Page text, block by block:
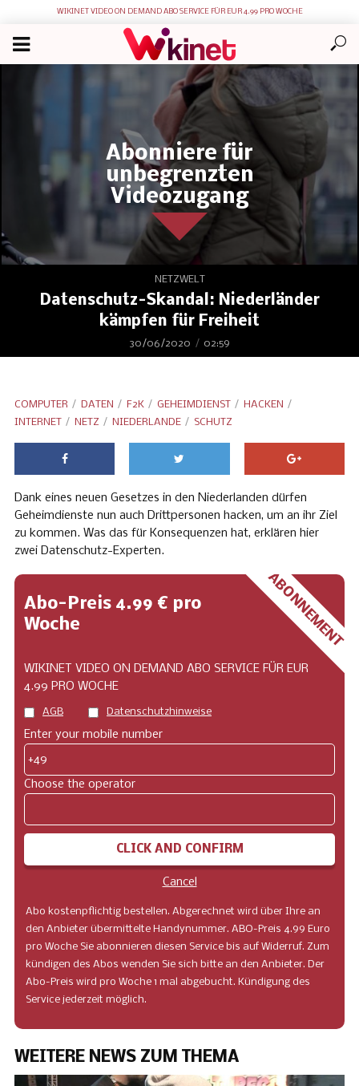
WIKINET VIDEO ON DEMAND ABO SERVICE FÜR EUR 4.99 PRO WOCHE
Abonniere für
unbegrenzten
Videozugang
NETZWELT
Datenschutz-Skandal: Niederländer
kämpfen für Freiheit
30/06/2020 02:59
COMPUTER DATEN F2K GEHEIMDIENST
HACKEN
INTERNET
NETZ NIEDERLANDE SCHUTZ
Dank eines neuen Gesetzes in den Niederlanden dürfen
Geheimdienste nun auch Drittpersonen hacken, um an ihr Ziel
zu kommen. Was das für Konsequenzen hat, erklären hier
zwei Datenschutz-Experten.
ABONNEMENT
Abo-Preis 4.99 € pro
Woche
WIKINET VIDEO ON DEMAND ABO SERVICE FÜR EUR
4.99 PRO WOCHE
AGB Datenschutzhinweise
Enter your mobile number
+49
Choose the operator
CLICK AND CONFIRM
Cancel
Abo kostenpflichtig bestellen. Abgerechnet wird über Ihre an
den Anbieter übermittelte Handynummer. ABO-Preis 4.99 Euro
pro Woche Sie abonnieren diesen Service bis auf Widerruf. Zum
kündigen des Abos wenden Sie sich bitte an den Anbieter. Der
Abo-Preis wird pro Woche 1 mal abgebucht. Kündigung des
Service jederzeit möglich.
WEITERE NEWS ZUM THEMA